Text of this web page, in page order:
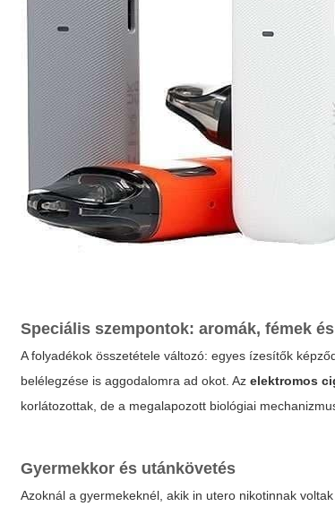
Speciális szempontok: aromák, fémek
A folyadékok összetétele változó: egyes ízesítők
belélegzése is aggodalomra ad okot. Azelektromos
korlátozottak, de a megalapozott biológiai
Gyermekkor és utánkövetés
Azoknál a gyermekeknél, akik in utero nikotinnak